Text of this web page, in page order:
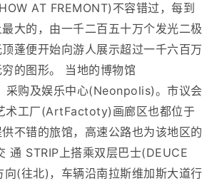
AT FREMONT)不容错过，每到
大的，由一千二百五十万个发光二极
蓬便开始向游人展示超过一千六百万
的图形。 当地的博物馆
采购及娱乐中心(Neonpolis)。市议会
术工厂(ArtFactoty)画廊区也都位于
不错的旅馆，高速公路也为该地区的
通 STRIP上搭乘双层巴士(DEUCE
向(往北)，车辆沿南拉斯维加斯大道行